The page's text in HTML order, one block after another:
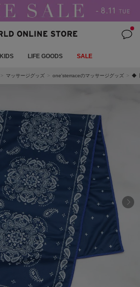
KIDS LIFE GOODS SALE
マッサージグッズ one'sterraceのマッサージグッズ ◆